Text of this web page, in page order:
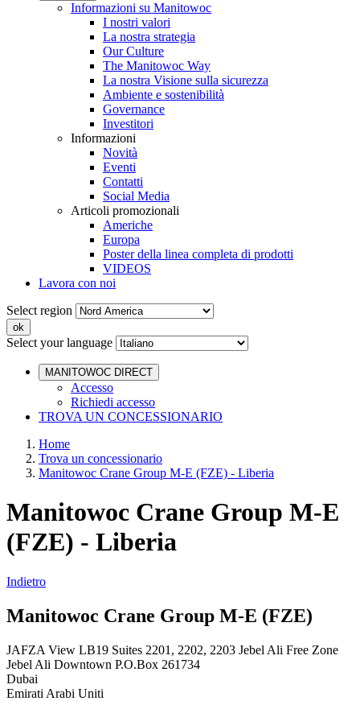
Informazioni su Manitowoc
I nostri valori
La nostra strategia
Our Culture
The Manitowoc Way
La nostra Visione sulla sicurezza
Ambiente e sostenibilità
Governance
Investitori
Informazioni
Novità
Eventi
Contatti
Social Media
Articoli promozionali
Americhe
Europa
Poster della linea completa di prodotti
VIDEOS
Lavora con noi
Select region
Select your language
MANITOWOC DIRECT
Accesso
Richiedi accesso
TROVA UN CONCESSIONARIO
Home
Trova un concessionario
Manitowoc Crane Group M-E (FZE) - Liberia
Manitowoc Crane Group M-E
(FZE) - Liberia
Indietro
Manitowoc Crane Group M-E (FZE)
JAFZA View LB19 Suites 2201, 2202, 2203 Jebel Ali Free Zone
Jebel Ali Downtown P.O.Box 261734
Dubai
Emirati Arabi Uniti